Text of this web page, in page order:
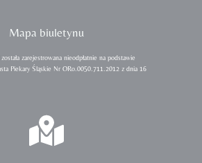
Mapa biuletynu
zarejestrowana nieodpłatnie na podstawie
Piekary Śląskie Nr ORo.0050.711.2012 z dnia 16